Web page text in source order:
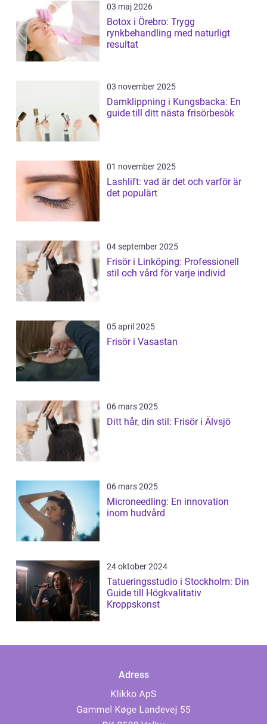
03 maj 2026
Botox i Örebro: Trygg
rynkbehandling med naturligt
resultat
03 november 2025
Damklippning i Kungsbacka: En
guide till ditt nästa frisörbesök
01 november 2025
Lashlift: vad är det och varför är
det populärt
04 september 2025
Frisör i Linköping: Professionell
stil och vård för varje individ
05 april 2025
Frisör i Vasastan
06 mars 2025
Ditt hår, din stil: Frisör i Älvsjö
06 mars 2025
Microneedling: En innovation
inom hudvård
24 oktober 2024
Tatueringsstudio i Stockholm: Din
Guide till Högkvalitativ
Kroppskonst
Adress